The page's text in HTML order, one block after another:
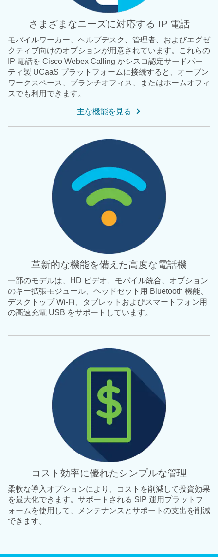
さまざまなニーズに対応する IP 電話
モバイルワーカー、ヘルプデスク、管理者、およびエグゼ
クティブ向けのオプションが用意されています。これらの
IP 電話を Cisco Webex Calling かシスコ認定サードパー
ティ製 UCaaS プラットフォームに接続すると、オープン
ワークスペース、ブランチオフィス、またはホームオフィ
スでも利用できます。
主な機能を見る
革新的な機能を備えた高度な電話機
一部のモデルは、HD ビデオ、モバイル統合、オプション
のキー拡張モジュール、ヘッドセット用 Bluetooth 機能、
デスクトップ Wi-Fi、タブレットおよびスマートフォン用
の高速充電 USB をサポートしています。
コスト効率に優れたシンプルな管理
柔軟な導入オプションにより、コストを削減して投資効果
を最大化できます。サポートされる SIP 運用プラットフ
ォームを使用して、メンテナンスとサポートの支出を削減
できます。